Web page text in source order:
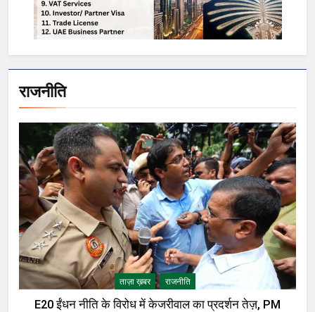
राजनीति
ताज़ा ख़बर राजनीति
E20 ईंधन नीति के विरोध में केजरीवाल का प्रदर्शन तेज़, PM